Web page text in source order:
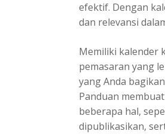
efektif. Dengan
dan relevansi
Memiliki kalender
pemasaran yang
yang Anda
Panduan
beberapa hal,
dipublikasikan,